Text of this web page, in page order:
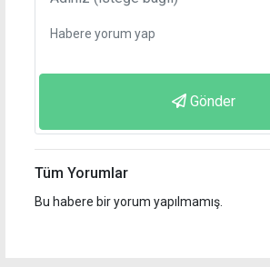
Gönder
Tüm Yorumlar
Bu habere bir yorum yapılmamış.